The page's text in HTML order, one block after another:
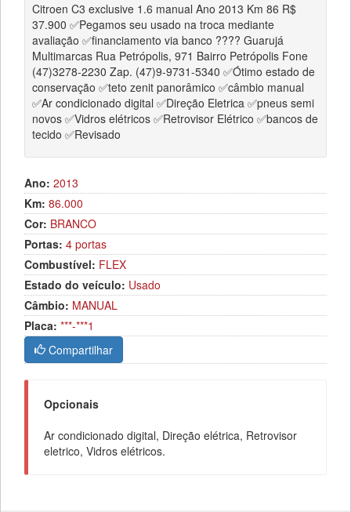
Citroen C3 exclusive 1.6 manual Ano 2013 Km 86 R$
37.900 ✅Pegamos seu usado na troca mediante
avaliação ✅financiamento via banco ???? Guarujá
Multimarcas Rua Petrópolis, 971 Bairro Petrópolis Fone
(47)3278-2230 Zap. (47)9-9731-5340 ✅Ótimo estado de
conservação ✅teto zenit panorâmico ✅câmbio manual
✅Ar condicionado digital ✅Direção Eletrica ✅pneus semi
novos ✅Vidros elétricos ✅Retrovisor Elétrico ✅bancos de
tecido ✅Revisado
Ano: 2013
Km: 86.000
Cor: BRANCO
Portas: 4 portas
Combustível: FLEX
Estado do veículo: Usado
Câmbio: MANUAL
Placa: ***-***1
Compartilhar
Opcionais
Ar condicionado digital, Direção elétrica, Retrovisor
eletrico, Vidros elétricos.